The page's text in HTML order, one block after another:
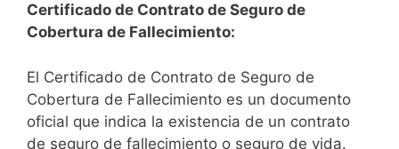
Certificado de Contrato de Seguro de
Cobertura de Fallecimiento:
El Certificado de Contrato de Seguro de
Cobertura de Fallecimiento es un documento
oficial que indica la existencia de un contrato
de seguro de fallecimiento o seguro de vida.